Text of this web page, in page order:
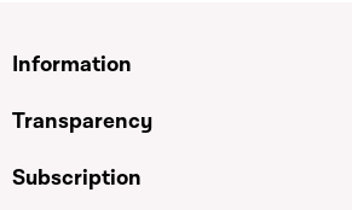
Information
Transparency
Subscription